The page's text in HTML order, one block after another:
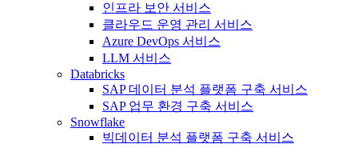
인프라 보안 서비스
클라우드 운영 관리 서비스
Azure DevOps 서비스
LLM 서비스
Databricks
SAP 데이터 분석 플랫폼 구축 서비스
SAP 업무 환경 구축 서비스
Snowflake
빅데이터 분석 플랫폼 구축 서비스